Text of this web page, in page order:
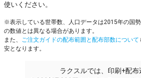
使いください。
※表示している世帯数、人口データは2015年の国
の数値とは異なる場合があります。
また、 ご注文ガイドの配布範囲と配布部数について
安となります。
ラクスルでは、印刷+配布